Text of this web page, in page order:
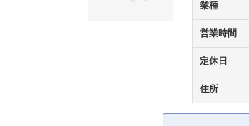
業種
営業時間
定休日
住所